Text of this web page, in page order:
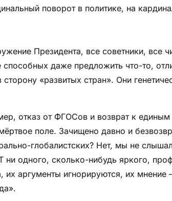
поворот в политике, на
Президента, все советники, все
способных даже предложить что-то,
«развитых стран». Они
отказ от ФГОСов и возврат к
поле. Зачищено давно и
глобалистских? Нет, мы не
одного, сколько-нибудь яркого,
их аргументы игнорируются, их